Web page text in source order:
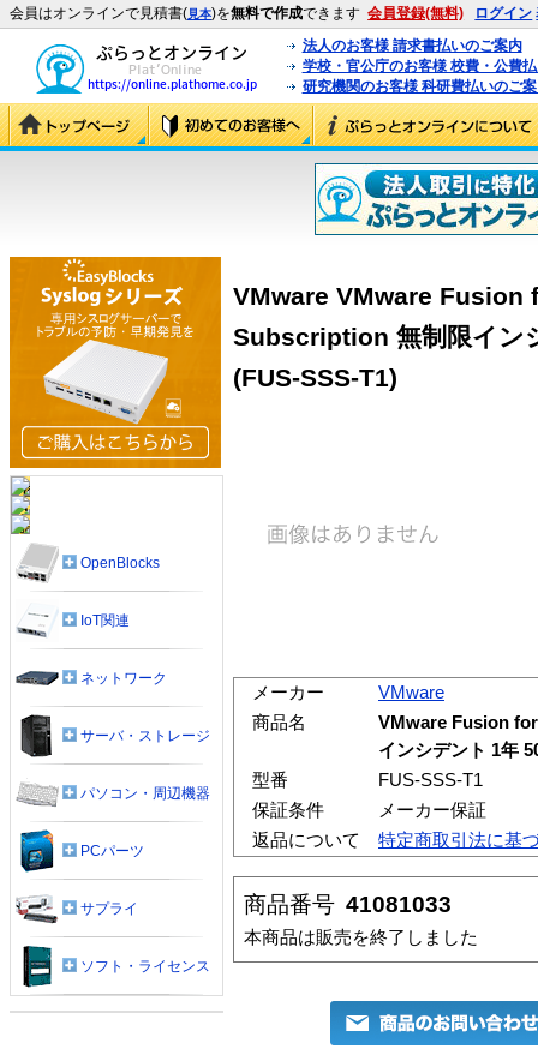
会員はオンラインで見積書(見本)を無料で作成できます 会員登録(無料) ログイン
法人のお客様 請求書払いのご案内
学校・官公庁のお客様 校費・公費
研究機関のお客様 科研費払いのご
VMware VMware Fusion
Subscription 無制限イン
(FUS-SSS-T1)
メーカー
VMware
商品名
VMware Fusion
インシデント 1年
型番
FUS-SSS-T1
保証条件
メーカー保証
返品について
特定商取引法に基
商品番号 41081033
本商品は販売を終了しました
OpenBlocks
IoT関連
ネットワーク
サーバ・ストレージ
パソコン・周辺機器
PCパーツ
サプライ
ソフト・ライセンス